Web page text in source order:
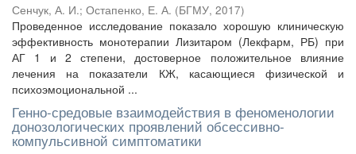
Сенчук, А. И.; Остапенко, Е. А. (БГМУ, 2017)
Проведенное исследование показало хорошую клиническую
эффективность монотерапии Лизитаром (Лекфарм, РБ) при
АГ 1 и 2 степени, достоверное положительное влияние
лечения на показатели КЖ, касающиеся физической и
психоэмоциональной ...
Генно-средовые взаимодействия в феноменологии
донозологических проявлений обсессивно-
компульсивной симптоматики